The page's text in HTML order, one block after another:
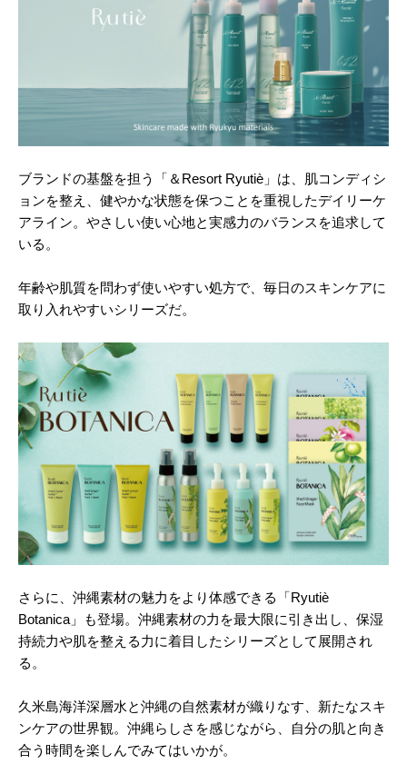
ブランドの基盤を担う「＆Resort Ryutiè」は、肌コンディシ
ョンを整え、健やかな状態を保つことを重視したデイリーケ
アライン。やさしい使い心地と実感力のバランスを追求して
いる。
年齢や肌質を問わず使いやすい処方で、毎日のスキンケアに
取り入れやすいシリーズだ。
さらに、沖縄素材の魅力をより体感できる「Ryutiè
Botanica」も登場。沖縄素材の力を最大限に引き出し、保湿
持続力や肌を整える力に着目したシリーズとして展開され
る。
久米島海洋深層水と沖縄の自然素材が織りなす、新たなスキ
ンケアの世界観。沖縄らしさを感じながら、自分の肌と向き
合う時間を楽しんでみてはいかが。